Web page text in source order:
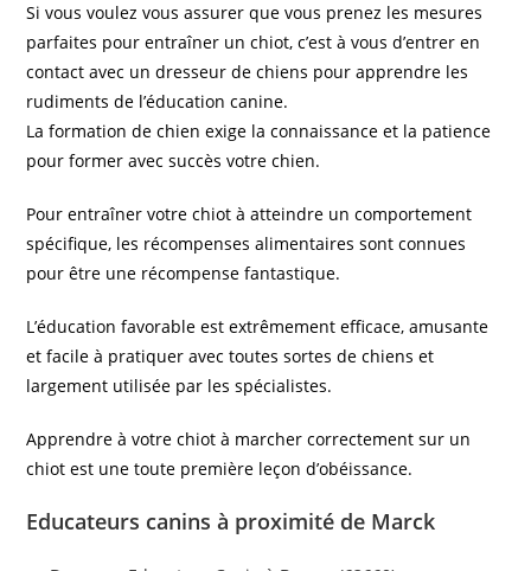
Si vous voulez vous assurer que vous prenez les mesures
parfaites pour entraîner un chiot, c’est à vous d’entrer en
contact avec un dresseur de chiens pour apprendre les
rudiments de l’éducation canine.
La formation de chien exige la connaissance et la patience
pour former avec succès votre chien.
Pour entraîner votre chiot à atteindre un comportement
spécifique, les récompenses alimentaires sont connues
pour être une récompense fantastique.
L’éducation favorable est extrêmement efficace, amusante
et facile à pratiquer avec toutes sortes de chiens et
largement utilisée par les spécialistes.
Apprendre à votre chiot à marcher correctement sur un
chiot est une toute première leçon d’obéissance.
Educateurs canins à proximité de Marck